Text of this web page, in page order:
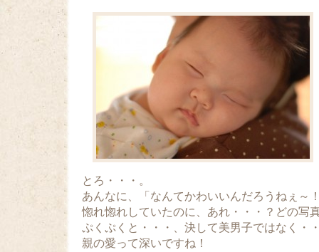
とろ・・・。
あんなに、「なんてかわいいんだろうねぇ～
惚れ惚れしていたのに、あれ・・・？どの写
ぷくぷくと・・・、決して美男子ではなく・
親の愛って深いですね！